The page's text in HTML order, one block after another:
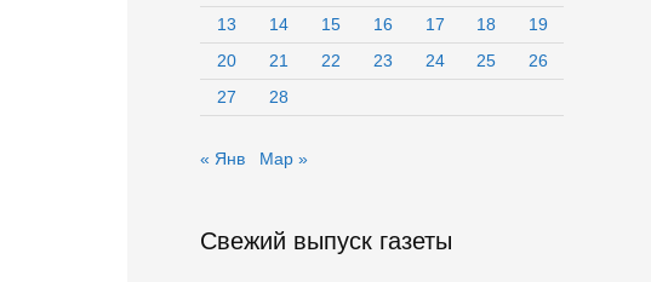
13
14 15 16 17 18
19
20
21 22 23 24 25
26
27
28
« Янв Мар »
Свежий выпуск газеты